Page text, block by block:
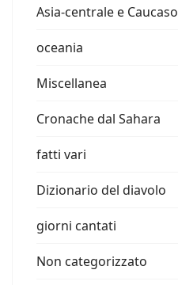
Asia-centrale e Caucaso
oceania
Miscellanea
Cronache dal Sahara
fatti vari
Dizionario del diavolo
giorni cantati
Non categorizzato